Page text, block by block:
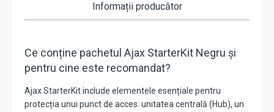
Informații producător
Ce conține pachetul Ajax StarterKit Negru și
pentru cine este recomandat?
Ajax StarterKit include elementele esențiale pentru
protecția unui punct de acces: unitatea centrală (Hub), un